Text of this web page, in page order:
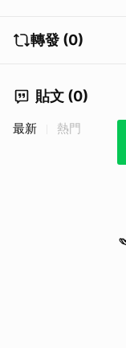
轉發 (0)
貼文 (0)
最新 熱門